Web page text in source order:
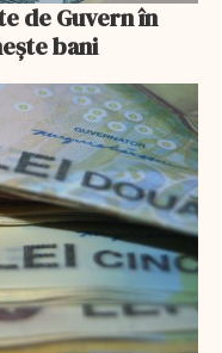
de Guvern în
bani